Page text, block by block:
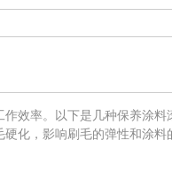
以下是几种保养涂料滚筒刷的
化，影响刷毛的弹性和涂料